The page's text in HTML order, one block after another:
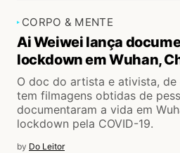
CORPO & MENTE
Ai Weiwei lança
lockdown em Wuhan,
O doc do artista e ativista, de
tem filmagens obtidas de
documentaram a vida em
lockdown pela COVID-19.
by Do Leitor